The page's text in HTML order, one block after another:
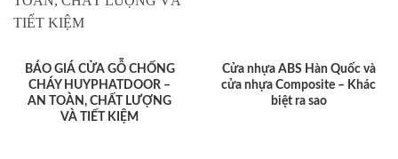
BÁO GIÁ CỬA GỖ CHỐNG
CHÁY HUYPHATDOOR –
AN TOÀN, CHẤT LƯỢNG
VÀ TIẾT KIỆM
Cửa nhựa ABS Hàn Quốc và
cửa nhựa Composite – Khác
biệt ra sao